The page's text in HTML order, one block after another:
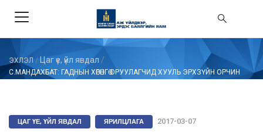
ЭХЛЭЛ / Цаг үе, үйл явдал /
С.МАНДАХБАТ: ГАДНЫН ХӨРӨНГӨ ОРУУЛАГЧИД ХУУЛЬ ЭРХЗҮЙН ОРЧИН
ЦАГ ҮЕ, ҮЙЛ ЯВДАЛ ЯРИЛЦЛАГА 2017-03-07